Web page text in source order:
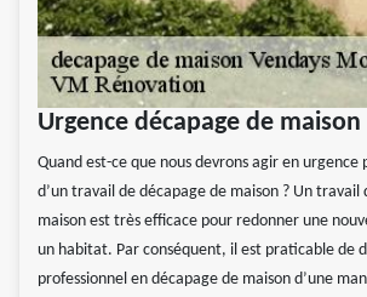
Urgence décapage de maison
Quand est-ce que nous devrons agir en urgence
d’un travail de décapage de maison ? Un travail
maison est très efficace pour redonner une
un habitat. Par conséquent, il est praticable de
professionnel en décapage de maison d’une